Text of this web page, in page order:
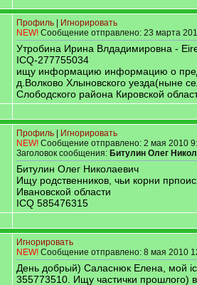
Профиль
Игнорировать
NEW! Сообщение отправлено: 23 марта
Утробина Ирина Влдадимировна -
ICQ-277755034
ищу информацию информацию о
д.Волково Хлыновского уезда(ныне
Слободского района Кировской
Профиль
Игнорировать
NEW! Сообщение отправлено: 2 мая 2010
Заголовок сообщения: Битулин Олег
Битулин Олег Николаевич
Ищу родственников, чьи корни
Ивановской области
ICQ 585476315
Игнорировать
NEW! Сообщение отправлено: 8 мая 2010
День добрый) Саласнюк Елена, мой
355773510. Ищу частички прошлого)